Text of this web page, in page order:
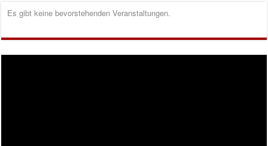
Es gibt keine bevorstehenden Veranstaltungen.